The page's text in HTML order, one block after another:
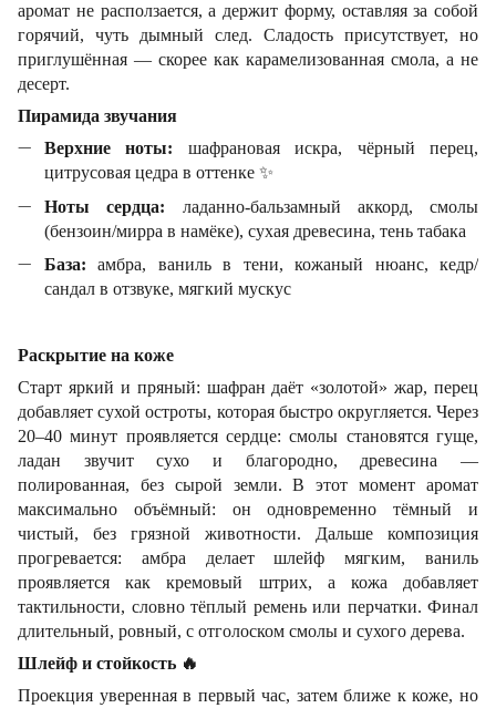
аромат не расползается, а держит форму, оставляя за собой
горячий, чуть дымный след. Сладость присутствует, но
приглушённая — скорее как карамелизованная смола, а не
десерт.
Пирамида звучания
Верхние ноты: шафрановая искра, чёрный перец,
цитрусовая цедра в оттенке ✨
Ноты сердца: ладанно-бальзамный аккорд, смолы
(бензоин/мирра в намёке), сухая древесина, тень табака
База: амбра, ваниль в тени, кожаный нюанс, кедр/
сандал в отзвуке, мягкий мускус
Раскрытие на коже
Старт яркий и пряный: шафран даёт «золотой» жар, перец
добавляет сухой остроты, которая быстро округляется. Через
20–40 минут проявляется сердце: смолы становятся гуще,
ладан звучит сухо и благородно, древесина —
полированная, без сырой земли. В этот момент аромат
максимально объёмный: он одновременно тёмный и
чистый, без грязной животности. Дальше композиция
прогревается: амбра делает шлейф мягким, ваниль
проявляется как кремовый штрих, а кожа добавляет
тактильности, словно тёплый ремень или перчатки. Финал
длительный, ровный, с отголоском смолы и сухого дерева.
Шлейф и стойкость 🔥
Проекция уверенная в первый час, затем ближе к коже, но